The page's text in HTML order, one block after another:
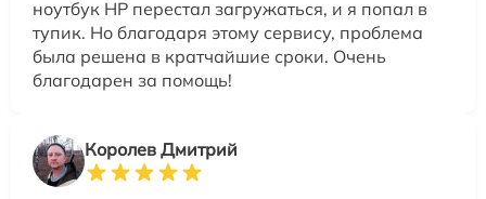
ноутбук HP перестал загружаться, и я попал в
тупик. Но благодаря этому сервису, проблема
была решена в кратчайшие сроки. Очень
благодарен за помощь!
Королев Дмитрий